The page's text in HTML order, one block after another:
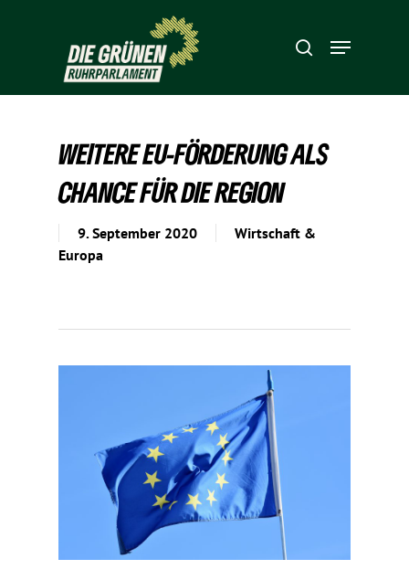
WEITERE EU-FÖRDE­RUNG ALS
CHANCE FÜR DIE REGION
9. September 2020
Wirtschaft &
Europa